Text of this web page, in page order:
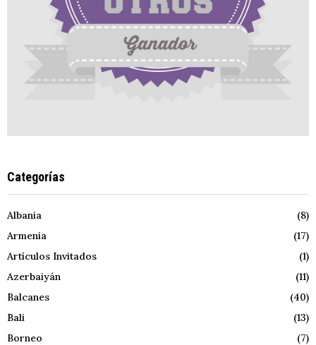
Categorías
Albania
(8)
Armenia
(17)
Artículos Invitados
(1)
Azerbaiyán
(11)
Balcanes
(40)
Bali
(13)
Borneo
(7)